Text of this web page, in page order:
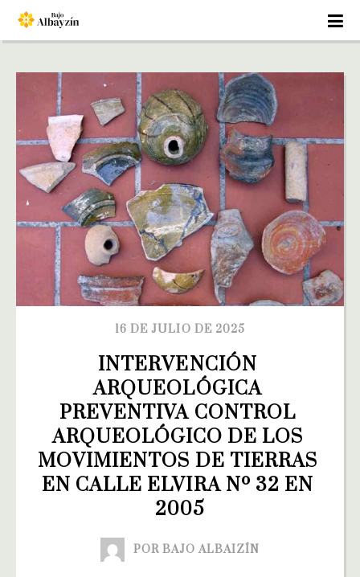
16 DE JULIO DE 2025
INTERVENCIÓN
ARQUEOLÓGICA
PREVENTIVA CONTROL
ARQUEOLÓGICO DE LOS
MOVIMIENTOS DE TIERRAS
EN CALLE ELVIRA Nº 32 EN
2005
POR BAJO ALBAIZÍN